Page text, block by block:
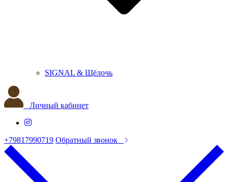
SIGNAL & Щёлочь
Личный кабинет
+79817990719 Обратный звонок